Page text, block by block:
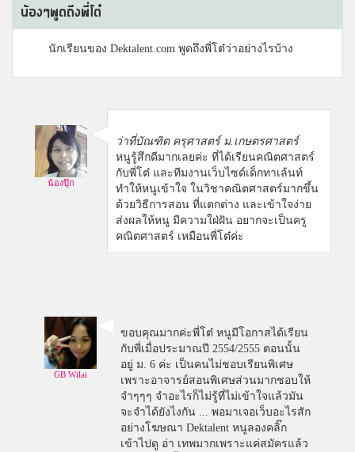
น้องๆพูดถึงพี่โต๋
นักเรียนของ Dektalent.com พูดถึงพี่โต๋ว่าอย่างไรบ้าง
น้องปุ๊ก
ว่าที่บัณฑิต ครุศาสตร์ ม.เกษตรศาสตร์
หนูรู้สึกดีมากเลยค่ะ ที่ได้เรียนคณิตศาสตร์
กับพี่โต๋ และทีมงานเว็บไซด์เด็กทาเล้นท์
ทำให้หนูเข้าใจ ในวิชาคณิตศาสตร์มากขึ้น
ด้วยวิธีการสอน ที่แตกต่าง และเข้าใจง่าย
ส่งผลให้หนู มีความใฝ่ฝัน อยากจะเป็นครู
คณิตศาสตร์ เหมือนพี่โต๋ค่ะ
GB Wilai
ขอบคุณมากค่ะพี่โต๋ หนูมีโอกาสได้เรียน
กับพี่เมื่อประมาณปี 2554/2555 ตอนนั้น
อยู่ ม. 6 ค่ะ เป็นคนไม่ชอบเรียนพิเศษ
เพราะอาจารย์สอนพิเศษส่วนมากชอบให้
จำๆๆๆ จำอะไรก็ไม่รู้ที่ไม่เข้าใจแล้วมัน
จะจำได้ยังไงกัน ... พอมาเจอเว็บอะไรสัก
อย่างโฆษณา Dektalent หนูลองคลิ๊ก
เข้าไปดู อ่า เทพมากเพราะแค่สมัครแล้ว